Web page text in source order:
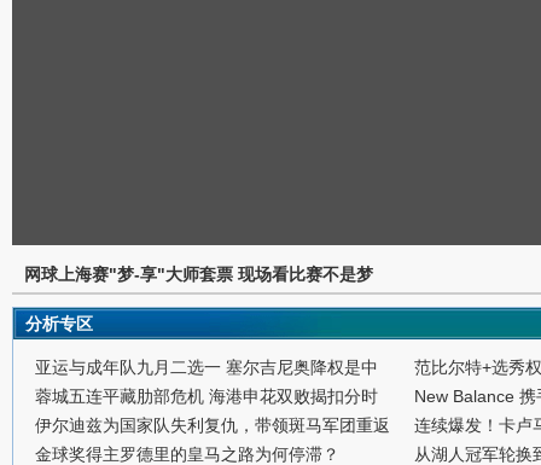
网球上海赛"梦-享"大师套票 现场看比赛不是梦
分析专区
亚运与成年队九月二选一 塞尔吉尼奥降权是中
蓉城五连平藏肋部危机 海港申花双败揭扣分时
伊尔迪兹为国家队失利复仇，带领斑马军团重返
金球奖得主罗德里的皇马之路为何停滞？
范比尔特+选秀
New Balance
连续爆发！卡卢
从湖人冠军轮换